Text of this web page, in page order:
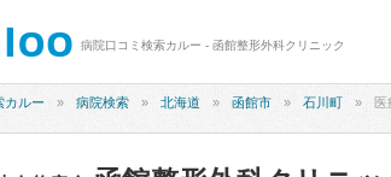
病院口コミ検索カルー - 函館整形外科クリニック
カルー 病院検索 北海道 函館市 石川町